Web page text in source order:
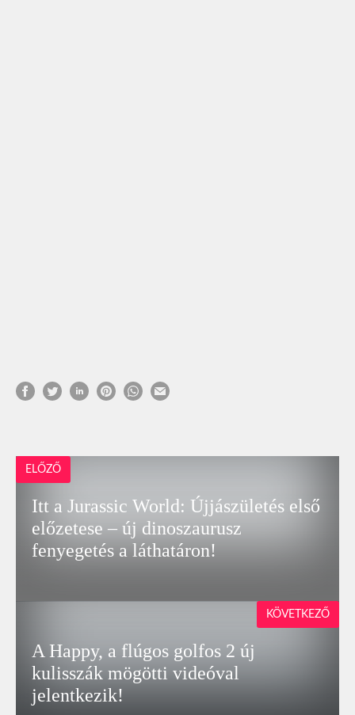
ELŐZŐ
Itt a Jurassic World: Újjászületés első
előzetese – új dinoszaurusz
fenyegetés a láthatáron!
A Happy, a flúgos golfos 2 új
kulisszák mögötti videóval
jelentkezik!
KÖVETKEZŐ